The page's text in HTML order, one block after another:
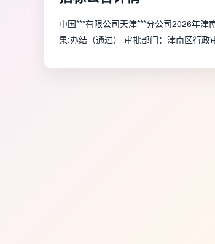
中国***有限公司天津***分公司2026年
果:办结（通过） 审批部门：津南区行政